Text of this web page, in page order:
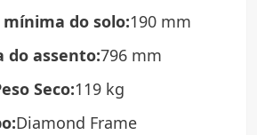
do solo:190 mm
do assento:796 mm
Seco:119 kg
Diamond Frame